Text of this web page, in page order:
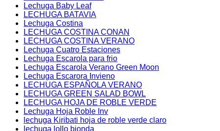
Lechuga Baby Leaf
LECHUGA BATAVIA
Lechuga Costina
LECHUGA COSTINA CONAN
LECHUGA COSTINA VERANO
Lechuga Cuatro Estaciones
Lechuga Escarola para frio
Lechuga Escarola Verano Green Moon
Lechuga Escarora Invieno
LECHUGA ESPAÑOLA VERANO
LECHUGA GREEN SALAD BOWL
LECHUGA HOJA DE ROBLE VERDE
Lechuga Hoja Roble Inv
lechuga Kiribati hoja de roble verde claro
lechuga lollo bionda